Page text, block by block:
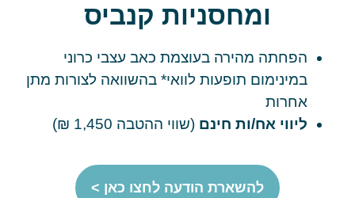
ומחסניות קנביס
הפחתה מהירה בעוצמת כאב עצבי כרוני
במינימום תופעות לוואי* בהשוואה לצורות מתן
אחרות
ליווי אח/ות חינם (שווי ההטבה 1,450 ₪)
להשארת הודעה לחצו כאן >